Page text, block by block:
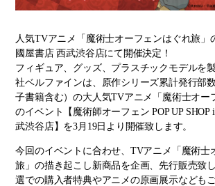
人気TVアニメ「魔術士オーフェンはぐれ旅」
國屋書店 西武渋谷店にて開催決定！
フィギュア、グッズ、プラスチックモデルを
社ベルファインは、原作シリーズ累計発行部
子書籍含む）の大人気TVアニメ「魔術士オー
のイベント【魔術師オーフェン POP UP
武渋谷店】を3月19日より開催致します。
今回のイベントに合わせ、TVアニメ「魔術士
旅」の描き起こし新商品を企画、先行販売致
選での購入者特典やアニメの原画展示なども